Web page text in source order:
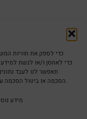
כדי לספק את חוויות
תאפשר לנו לעבד
הסכמה או ביטול הסכמה עלולים להשפיע לרעה על תכונות ופונקציות מסוימות.
מידע